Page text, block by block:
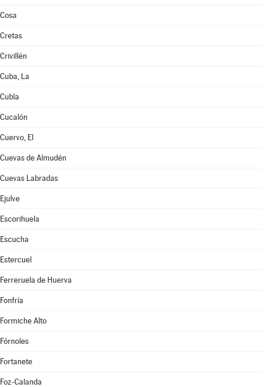
Cosa
Cretas
Crivillén
Cuba, La
Cubla
Cucalón
Cuervo, El
Cuevas de Almudén
Cuevas Labradas
Ejulve
Escorihuela
Escucha
Estercuel
Ferreruela de Huerva
Fonfría
Formiche Alto
Fórnoles
Fortanete
Foz-Calanda